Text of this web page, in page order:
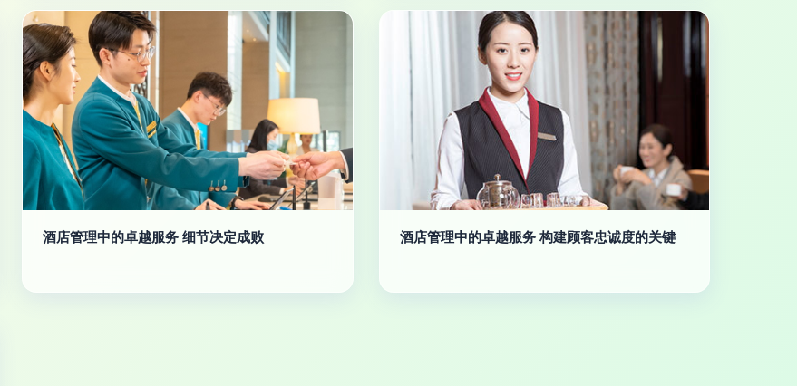
酒店管理中的卓越服务 细节决定成败 酒店管理中的卓越服务 构建顾客忠诚度的关键